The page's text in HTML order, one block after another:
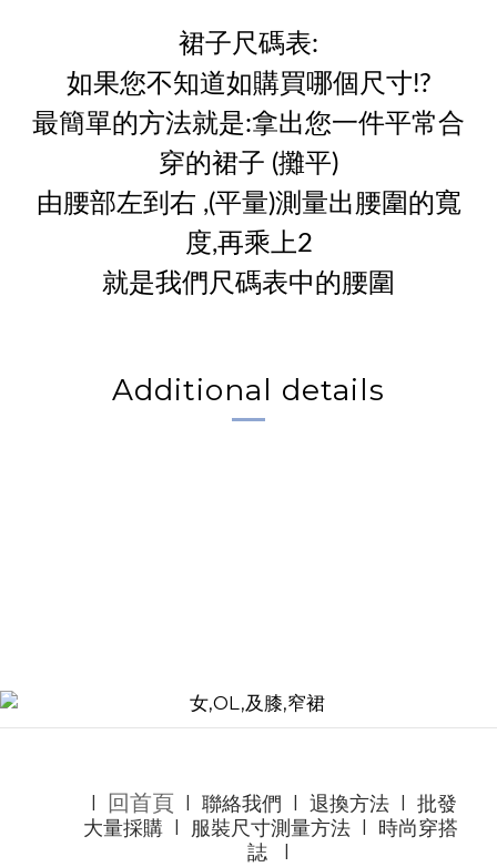
裙子尺碼表:
如果您不知道如購買哪個尺寸!?
最簡單的方法就是:拿出您一件平常合
穿的裙子 (攤平)
由腰部左到右 ,(平量)測量出腰圍的寬
度,再乘上2
就是我們尺碼表中的腰圍
Additional details
回首頁 聯絡我們 退換方法l 批發
大量採購
服裝尺寸測量方法
時尚穿搭
誌l